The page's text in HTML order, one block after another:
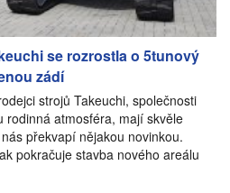
se rozrostla o 5tunový
zádí
strojů Takeuchi, společnosti
rodinná atmosféra, mají skvěle
překvapí nějakou novinkou.
pokračuje stavba nového areálu